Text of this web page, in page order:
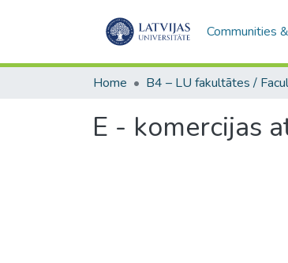
Communities
Home
E - komercijas